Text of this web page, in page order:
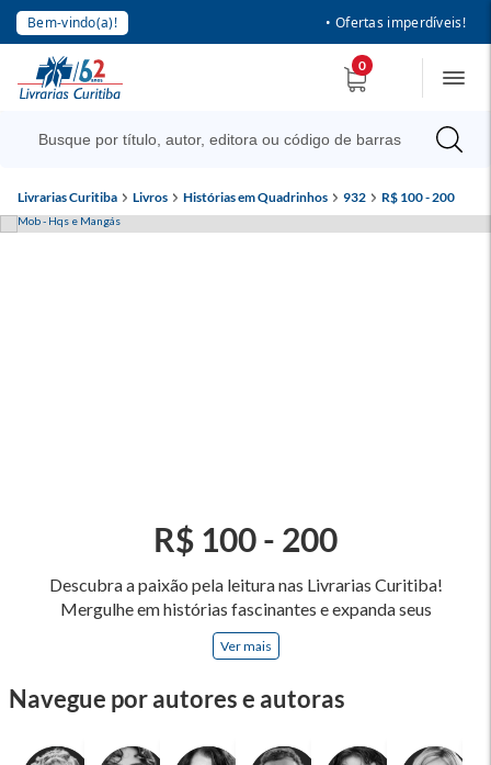
Bem-vindo(a)! • Ofertas imperdíveis!
0
Livrarias Curitiba Livros Histórias em Quadrinhos 932 R$ 100 - 200
Descubra a paixão pela leitura nas Livrarias Curitiba!
Mergulhe em histórias fascinantes e expanda seus
horizontes, onde cada página é uma porta para novos
universos e perspectivas. Ler nos permite viajar sem sair do
e tenha a oportunidade de alcançar o seu crescimento
passe um tempo no mundo da imaginação! A leitura
Ver mais
R$ 100 - 200
Navegue por autores e autoras